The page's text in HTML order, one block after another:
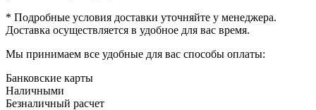
* Подробные условия доставки уточняйте у менеджера.
Доставка осуществляется в удобное для вас время.
Мы принимаем все удобные для вас способы оплаты:
Банковские карты
Наличными
Безналичный расчет